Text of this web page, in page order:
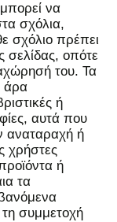
να
σχόλια,
σχόλιο πρέπει
σελίδας, οπότε
του. Τα
άρα
ή
αυτά που
αναταραχή ή
χρήστες
ή
τα
συμμετοχή